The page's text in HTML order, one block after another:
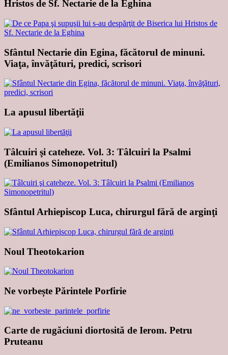
Hristos de Sf. Nectarie de la Eghina
Sfântul Nectarie din Egina, făcătorul de minuni.
Viaţa, învăţături, predici, scrisori
La apusul libertăţii
Tâlcuiri şi cateheze. Vol. 3: Tâlcuiri la Psalmi
(Emilianos Simonopetritul)
Sfântul Arhiepiscop Luca, chirurgul fără de arginţi
Noul Theotokarion
Ne vorbește Părintele Porfirie
Carte de rugăciuni diortosită de Ierom. Petru
Pruteanu